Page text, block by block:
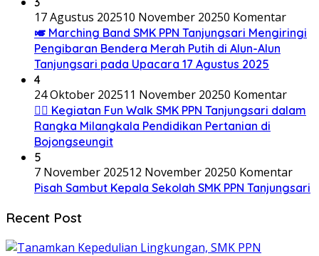
17 Agustus 202510 November 20250 Komentar
🎺 Marching Band SMK PPN Tanjungsari Mengiringi
Pengibaran Bendera Merah Putih di Alun-Alun
Tanjungsari pada Upacara 17 Agustus 2025
4
24 Oktober 202511 November 20250 Komentar
🚶‍♂️ Kegiatan Fun Walk SMK PPN Tanjungsari dalam
Rangka Milangkala Pendidikan Pertanian di
Bojongseungit
5
7 November 202512 November 20250 Komentar
Pisah Sambut Kepala Sekolah SMK PPN Tanjungsari
Recent Post